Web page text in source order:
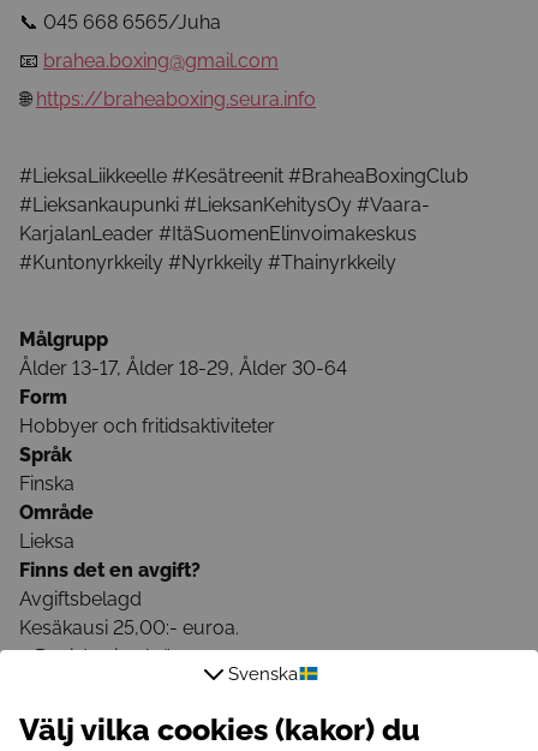
📞 045 668 6565/Juha
📧 brahea.boxing@gmail.com
🌐 https://braheaboxing.seura.info
#LieksaLiikkeelle #Kesätreenit #BraheaBoxingClub
#Lieksankaupunki #LieksanKehitysOy #Vaara-
KarjalanLeader #ItäSuomenElinvoimakeskus
#Kuntonyrkkeily #Nyrkkeily #Thainyrkkeily
Målgrupp
Ålder 13-17, Ålder 18-29, Ålder 30-64
Form
Hobbyer och fritidsaktiviteter
Språk
Finska
Område
Lieksa
Finns det en avgift?
Avgiftsbelagd
Kesäkausi 25,00:- euroa.
Registrering krävs
Registreringslänk
Svenska
Välj vilka cookies (kakor) du